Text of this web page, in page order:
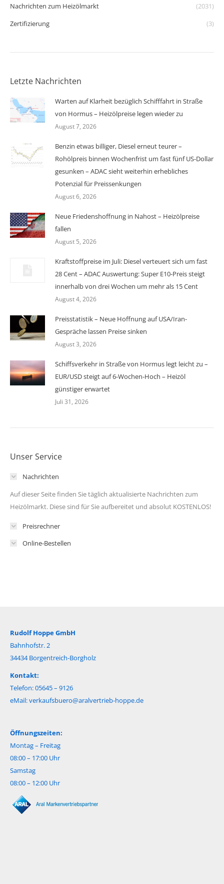
Nachrichten zum Heizölmarkt
(2031)
Zertifizierung
(3)
Letzte Nachrichten
Warten auf Klarheit bezüglich Schifffahrt in Straße
von Hormus – Heizölpreise legen wieder zu
August 7, 2026
Benzin etwas billiger, Diesel erneut teurer –
Rohölpreis binnen Wochenfrist um fast fünf US-Dollar
gesunken – ADAC sieht weiterhin erhebliches
Potenzial für Preissenkungen
August 6, 2026
Neue Friedenshoffnung in Nahost – Heizölpreise
fallen
August 5, 2026
Kraftstoffpreise im Juli: Diesel verteuert sich um fast
28 Cent – ADAC Auswertung: Super E10-Preis steigt
innerhalb von drei Wochen um mehr als 15 Cent
August 4, 2026
Preisstatistik – Neue Hoffnung auf USA/Iran-
Gespräche lassen Preise sinken
August 3, 2026
Schiffsverkehr in Straße von Hormus legt leicht zu –
EUR/USD steigt auf 6-Wochen-Hoch – Heizöl
günstiger erwartet
Juli 31, 2026
Unser Service
Nachrichten
Auf dieser Seite finden Sie täglich aktualisierte Nachrichten zum
Heizölmarkt. Diese sind für Sie aufbereitet und absolut KOSTENLOS!
Preisrechner
Online-Bestellen
Rudolf Hoppe GmbH
Bahnhofstr. 2
34434 Borgentreich-Borgholz
Kontakt:
Telefon: 05645 – 9126
eMail:verkaufsbuero@aralvertrieb-hoppe.de
Öffnungszeiten:
Montag – Freitag
08:00 – 17:00 Uhr
Samstag
08:00 – 12:00 Uhr